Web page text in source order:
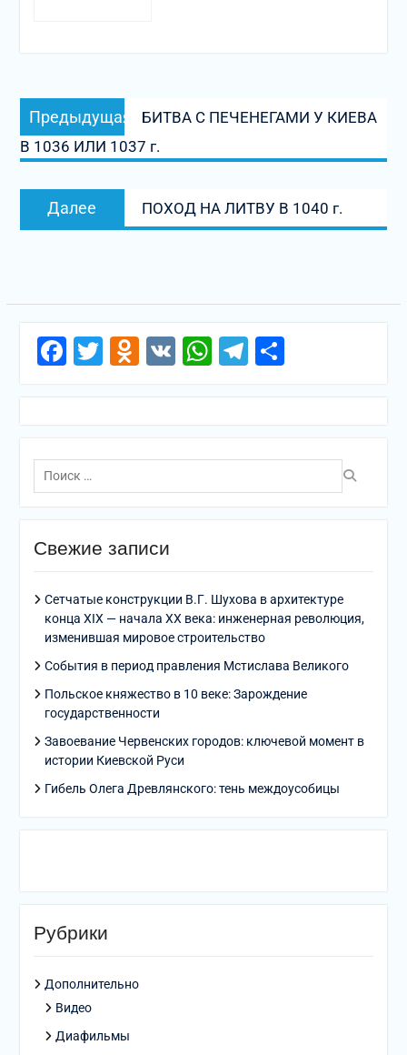
Навигация
по
записям
Предыдущая
запись:
БИТВА С ПЕЧЕНЕГАМИ У КИЕВА
В 1036 ИЛИ 1037 г.
Далее
запись:
ПОХОД НА ЛИТВУ В 1040 г.
Facebook
Twitter
Odnoklassniki
VKWhatsApp
Telegram
Поиск
по:
Свежие записи
Сетчатые конструкции В.Г. Шухова в архитектуре
конца XIX — начала XX века: инженерная революция,
изменившая мировое строительство
События в период правления Мстислава Великого
Польское княжество в 10 веке: Зарождение
государственности
Завоевание Червенских городов: ключевой момент в
истории Киевской Руси
Гибель Олега Древлянского: тень междоусобицы
Рубрики
Дополнительно
Видео
Диафильмы